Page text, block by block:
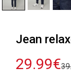
Jean
29.99€